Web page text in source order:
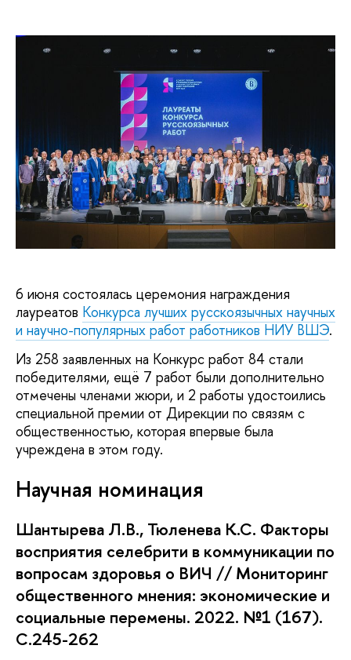
6 июня состоялась церемония награждения
лауреатов Конкурса лучших русскоязычных научных
и научно-популярных работ работников НИУ ВШЭ.
Из 258 заявленных на Конкурс работ 84 стали
победителями, ещё 7 работ были дополнительно
отмечены членами жюри, и 2 работы удостоились
специальной премии от Дирекции по связям с
общественностью, которая впервые была
учреждена в этом году.
Научная номинация
Шантырева Л.В., Тюленева К.С. Факторы
восприятия селебрити в коммуникации по
вопросам здоровья о ВИЧ // Мониторинг
общественного мнения: экономические и
социальные перемены. 2022. №1 (167).
С.245-262